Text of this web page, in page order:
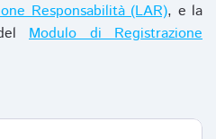
Responsabilità (LAR), e la
Modulo di Registrazione